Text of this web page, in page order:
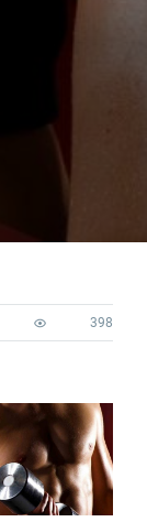
398